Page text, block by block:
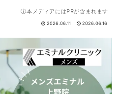
ⓘ本メディアにはPRが含まれます
2026.06.11 2026.06.16